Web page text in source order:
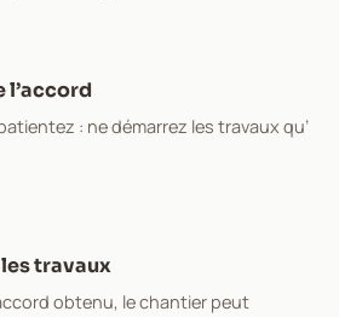
l’accord
: ne démarrez les travaux qu’
travaux
obtenu, le chantier peut